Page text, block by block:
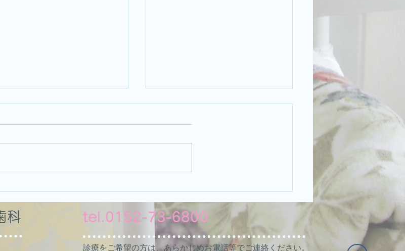
っかりご無沙汰してしまい
した
内
～１４日（水）お盆休 時間短縮
科 tel.0152-73-6800
診療をご希望の方は、あらかじめお電話等でご連絡ください。